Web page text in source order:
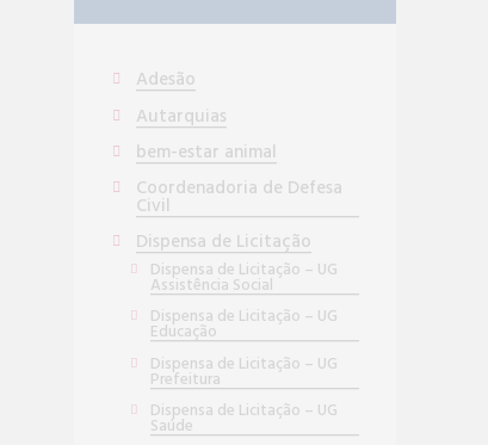
Adesão
Autarquias
bem-estar animal
Coordenadoria de Defesa
Civil
Dispensa de Licitação
Dispensa de Licitação – UG
Assistência Social
Dispensa de Licitação – UG
Educação
Dispensa de Licitação – UG
Prefeitura
Dispensa de Licitação – UG
Saúde